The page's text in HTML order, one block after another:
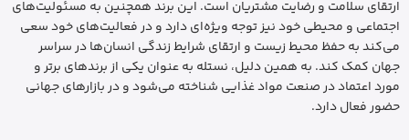
ارتقای سلامت و رضایت مشتریان است. این برند همچنین به مسئولیت‌های
اجتماعی و محیطی خود نیز توجه ویژه‌ای دارد و در فعالیت‌های خود سعی
می‌کند به حفظ محیط زیست و ارتقای شرایط زندگی انسان‌ها در سراسر
جهان کمک کند. به همین دلیل، نستله به عنوان یکی از برندهای برتر و
مورد اعتماد در صنعت مواد غذایی شناخته می‌شود و در بازارهای جهانی
حضور فعال دارد.